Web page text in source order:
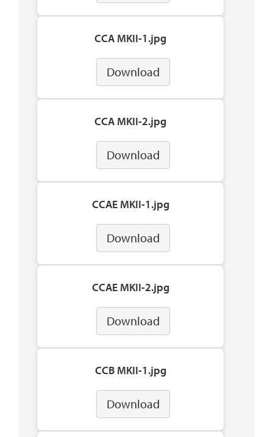
CCA MKII-1.jpg
Download
CCA MKII-2.jpg
Download
CCAE MKII-1.jpg
Download
CCAE MKII-2.jpg
Download
CCB MKII-1.jpg
Download